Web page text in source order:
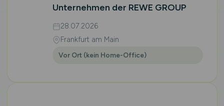
Unternehmen der REWE GROUP
28.07.2026
Frankfurt am Main
Vor Ort (kein Home-Office)